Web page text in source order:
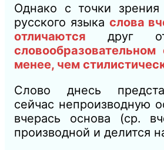
Однако с точки зрения
русского языка слова
отличаются друг
менее, чем
Слово днесь
сейчас непроизводную
вчерась основа (ср.
производной и делится